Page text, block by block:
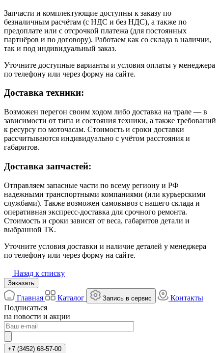
Запчасти и комплектующие доступны к заказу по
безналичным расчётам (с НДС и без НДС), а также по
предоплате или с отсрочкой платежа (для постоянных
партнёров и по договору). Работаем как со склада в наличии,
так и под индивидуальный заказ.
Уточните доступные варианты и условия оплаты у менеджера
по телефону или через форму на сайте.
Доставка техники:
Возможен перегон своим ходом либо доставка на трале — в
зависимости от типа и состояния техники, а также требований
к ресурсу по моточасам. Стоимость и сроки доставки
рассчитываются индивидуально с учётом расстояния и
габаритов.
Доставка запчастей:
Отправляем запасные части по всему региону и РФ
надежными транспортными компаниями (или курьерскими
службами). Также возможен самовывоз с нашего склада и
оперативная экспресс-доставка для срочного ремонта.
Стоимость и сроки зависят от веса, габаритов детали и
выбранной ТК.
Уточните условия доставки и наличие деталей у менеджера
по телефону или через форму на сайте.
Назад к списку
Заказать
Главная Каталог Запись в сервис
Контакты
Подписаться
на новости и акции
+7 (3452) 68-57-00